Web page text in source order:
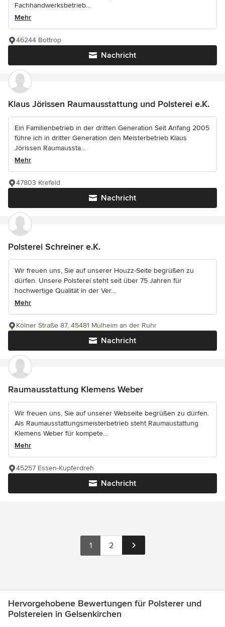
Fachhandwerksbetrieb...
Mehr
Nachricht
46244 Bottrop
Klaus Jörissen Raumausstattung und Polsterei e.K.
Ein Familienbetrieb in der dritten Generation Seit Anfang 2005
führe ich in dritter Generation den Meisterbetrieb Klaus
Jörissen Raumaussta...
Mehr
Nachricht
47803 Krefeld
Polsterei Schreiner e.K.
Wir freuen uns, Sie auf unserer Houzz-Seite begrüßen zu
dürfen. Unsere Polsterei steht seit über 75 Jahren für
hochwertige Qualität in der Ver...
Mehr
Nachricht
Kölner Straße 87, 45481 Mülheim an der Ruhr
Raumausstattung Klemens Weber
Wir freuen uns, Sie auf unserer Webseite begrüßen zu dürfen.
Als Raumausstattungsmeisterbetrieb steht Raumaustattung
Klemens Weber für kompete...
Mehr
Nachricht
45257 Essen-Kupferdreh
1 2
Hervorgehobene Bewertungen für Polsterer und
Polstereien in Gelsenkirchen